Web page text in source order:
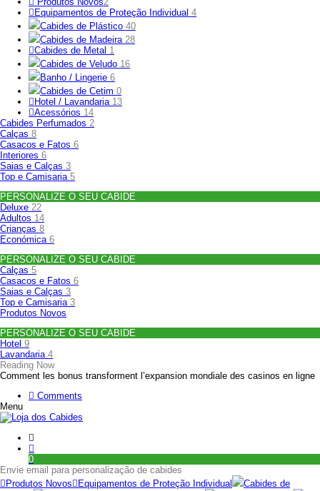
Equipamentos de Proteção Individual 4
Cabides de Plástico 40
Cabides de Madeira 28
Cabides de Metal 1
Cabides de Veludo 16
Banho / Lingerie 6
Cabides de Cetim 0
Hotel / Lavandaria 13
Acessórios 14
Cabides Perfumados 2
Calças 8
Casacos e Fatos 6
Interiores 6
Saias e Calças 3
Top e Camisaria 5
PERSONALIZE O SEU CABIDE
Deluxe 22
Adultos 14
Crianças 8
Económica 6
PERSONALIZE O SEU CABIDE
Calças 5
Casacos e Fatos 6
Saias e Calças 3
Top e Camisaria 3
Produtos Novos
PERSONALIZE O SEU CABIDE
Hotel 9
Lavandaria 4
Reading Now
Comment les bonus transforment l’expansion mondiale des casinos en ligne
Comments
Menu
0
Envie email para personalização de cabides
Produtos Novos
Equipamentos de Proteção Individual
Cabides de